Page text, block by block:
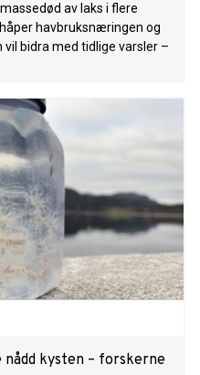
av laks i flere
havbruksnæringen og
bidra med tidlige varsler –
kysten – forskerne